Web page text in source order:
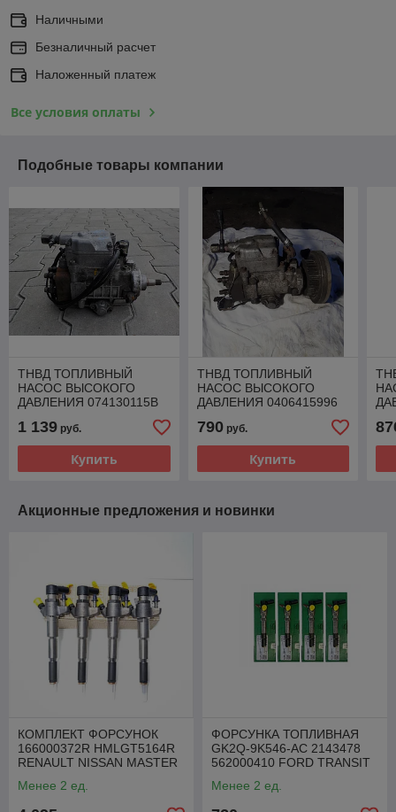
Наличными
Безналичный расчет
Наложенный платеж
Все условия оплаты
Подобные товары компании
ТНВД ТОПЛИВНЫЙ
НАСОС ВЫСОКОГО
ДАВЛЕНИЯ 074130115B
1 139 руб.
Купить
ТНВД ТОПЛИВНЫЙ
НАСОС ВЫСОКОГО
ДАВЛЕНИЯ 0406415996
VW T4 LT VOLVO 2.5 TDI
790руб.
Купить
Акционные предложения и новинки
КОМПЛЕКТ ФОРСУНОК
166000372R HMLGT5164R
RENAULT NISSAN MASTER
Менее 2 ед.
ФОРСУНКА ТОПЛИВНАЯ
GK2Q-9K546-AC 2143478
562000410 FORD TRANSIT
Менее 2 ед.